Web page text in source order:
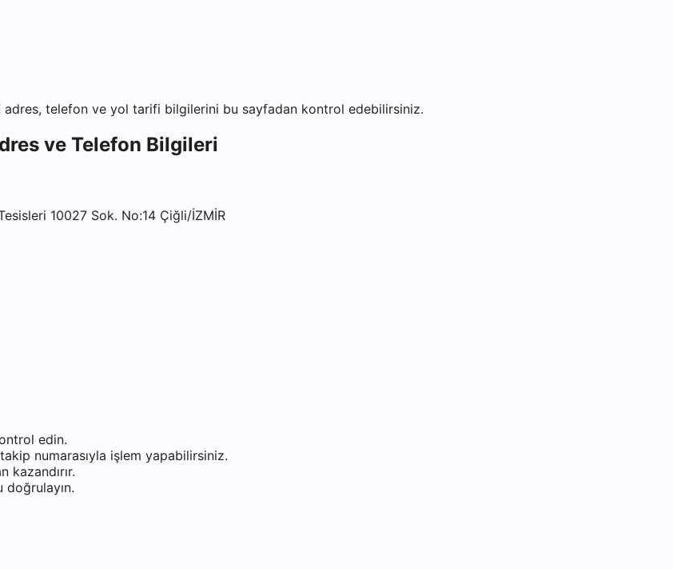
adres, telefon ve yol tarifi bilgilerini bu sayfadan kontrol edebilirsiniz.
ve Telefon Bilgileri
10027 Sok. No:14 Çiğli/İZMİR
edin.
numarasıyla işlem yapabilirsiniz.